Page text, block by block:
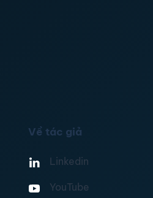
Về tác giả
Linkedin
YouTube